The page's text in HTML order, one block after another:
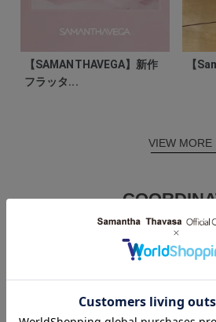
【SAMANTHAVEGA】新作
フラッタ...
【
VIEW MORE